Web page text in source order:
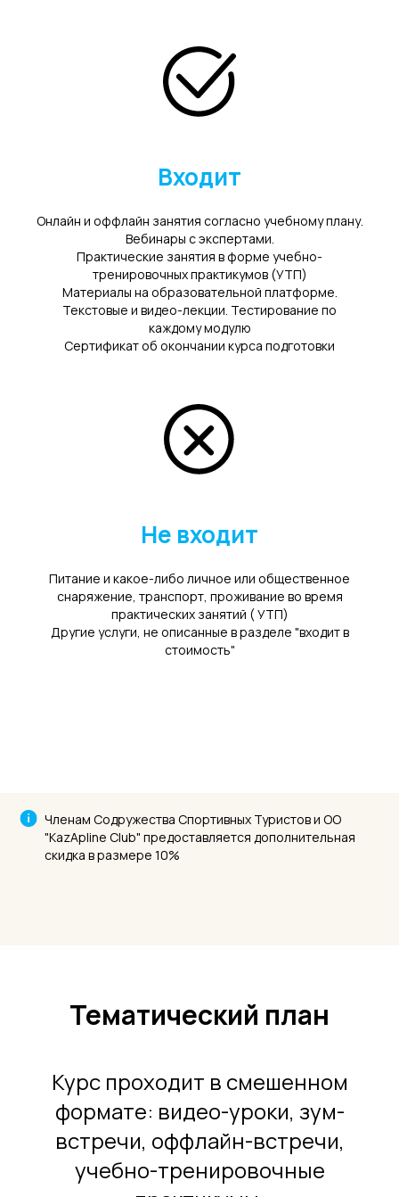
Входит
Онлайн и оффлайн занятия согласно учебному плану.
Вебинары с экспертами.
Практические занятия в форме учебно-
тренировочных практикумов (УТП)
Материалы на образовательной платформе.
Текстовые и видео-лекции. Тестирование по
каждому модулю
Сертификат об окончании курса подготовки
Не входит
Питание и какое-либо личное или общественное
снаряжение, транспорт, проживание во время
практических занятий ( УТП)
Другие услуги, не описанные в разделе "входит в
стоимость"
Членам Содружества Спортивных Туристов и ОО
"KazApline Club" предоставляется дополнительная
скидка в размере 10%
Тематический план
Курс проходит в смешенном
формате: видео-уроки, зум-
встречи, оффлайн-встречи,
учебно-тренировочные